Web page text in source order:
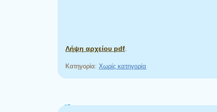
Λήψη αρχείου pdf
Κατηγορία: Χωρίς κατηγορία